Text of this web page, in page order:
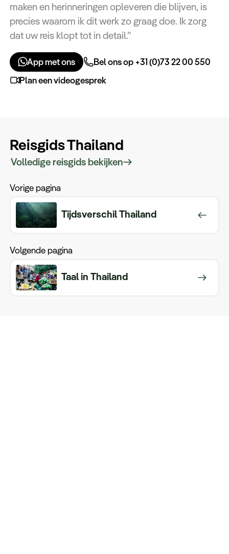
maken en herinneringen opleveren die blijven, is
precies waarom ik dit werk zo graag doe. Ik zorg
dat uw reis klopt tot in detail.”
App met ons
Bel ons op +31 (0)73 22 00 550
Plan een videogesprek
Reisgids Thailand
Volledige reisgids bekijken
Vorige pagina
Tijdsverschil Thailand
Volgende pagina
Taal in Thailand